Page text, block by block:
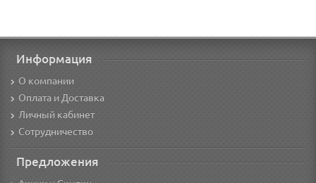
Информация
О компании
Оплата и Доставка
Личный кабинет
Сотрудничество
Предложения